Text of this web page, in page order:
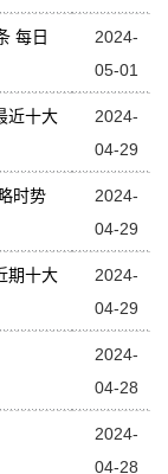
每日
2024-
05-01
近十大
2024-
04-29
时势
2024-
04-29
期十大
2024-
04-29
2024-
04-28
2024-
04-28